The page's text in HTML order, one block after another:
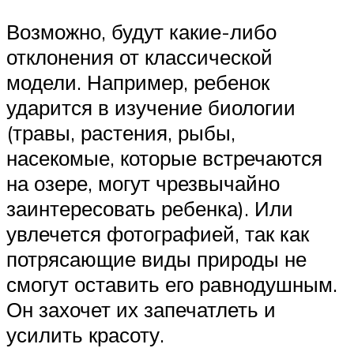
Возможно, будут какие-либо
отклонения от классической
модели. Например, ребенок
ударится в изучение биологии
(травы, растения, рыбы,
насекомые, которые встречаются
на озере, могут чрезвычайно
заинтересовать ребенка). Или
увлечется фотографией, так как
потрясающие виды природы не
смогут оставить его равнодушным.
Он захочет их запечатлеть и
усилить красоту.